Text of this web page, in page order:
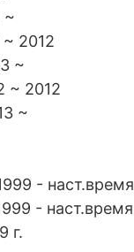
~
~ 2012
~
~ 2012
~
- наст.время
- наст.время
г.